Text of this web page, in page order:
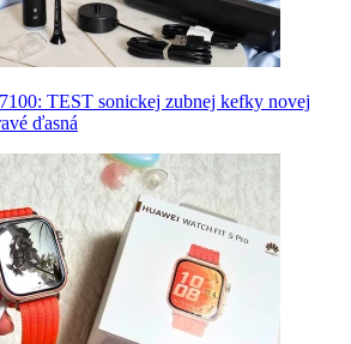
TEST sonickej zubnej kefky novej
ďasná